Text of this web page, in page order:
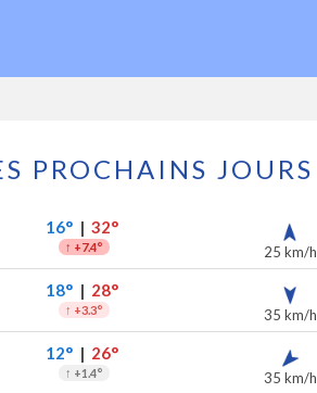
PROCHAINS JOURS
16°| 32°
↑ +7.4° 25 km/h
18°| 28°
↑ +3.3° 35 km/h
12°| 26°
↑ +1.4° 35 km/h